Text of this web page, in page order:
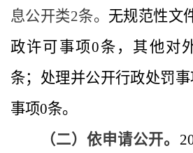
息公开类2条。 无规范性文
政许可事项0条，其他对
条；处理并公开行政处罚
事项0条。
（二）依申请公开。